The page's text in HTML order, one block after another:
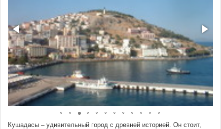
Кушадасы – удивительный город с древней историей. Он стоит,